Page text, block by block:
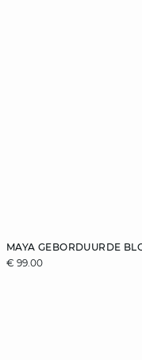
MAYA GEBORDUURDE
€ 99.00